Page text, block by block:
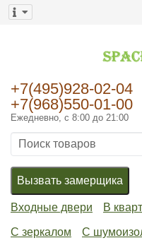
+7(495)928-02-04
+7(968)550-01-00
Ежедневно, с 8:00 до 21:00
Вызвать замерщика
Входные двери В
С зеркалом С